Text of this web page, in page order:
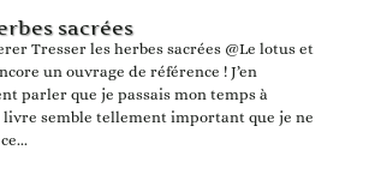
sacrées
Tresser les herbes sacrées @Le lotus et
un ouvrage de référence ! J’en
parler que je passais mon temps à
livre semble tellement important que je ne